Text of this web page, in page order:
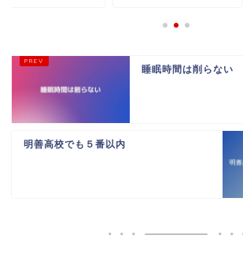
睡眠時間は削らない
明善高校でも５番以内